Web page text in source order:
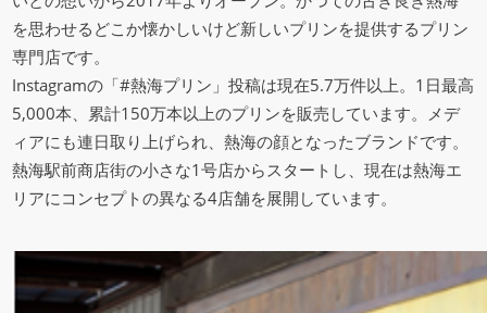
を思わせるどこか懐かしいけど新しいプリンを提供するプリン
専門店です。
Instagramの「#熱海プリン」投稿は現在5.7万件以上。1日最高
5,000本、累計150万本以上のプリンを販売しています。メデ
ィアにも連日取り上げられ、熱海の顔となったブランドです。
熱海駅前商店街の小さな1号店からスタートし、現在は熱海エ
リアにコンセプトの異なる4店舗を展開しています。